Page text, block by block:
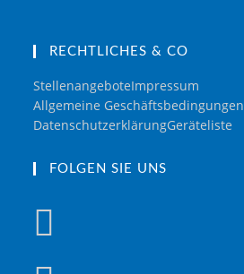
RECHTLICHES & CO
StellenangeboteImpressum
Allgemeine Geschäftsbedingungen
DatenschutzerklärungGeräteliste
FOLGEN SIE UNS